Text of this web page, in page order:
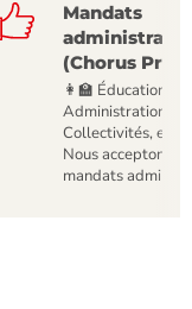
Mandats
(Chorus Pro)
👩‍🏫 Éducation,
Administrations,
Collectivités, etc
Nous acceptons
mandats